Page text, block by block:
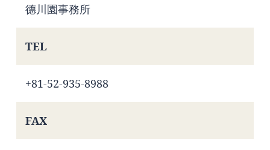
德川園事務所
TEL
+81-52-935-8988
FAX